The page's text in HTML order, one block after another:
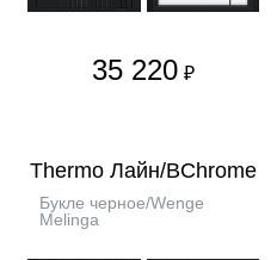
35 220 ₽
Thermo Лайн/BChrome
Букле черное/Wenge
Melinga